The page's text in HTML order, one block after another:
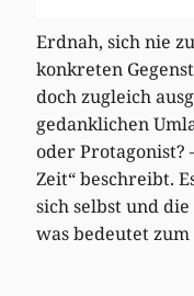
Erdnah, sich nie
konkreten
doch zugleich
gedanklichen
oder Protagonist?
Zeit“ beschreibt.
sich selbst und
was bedeutet zum